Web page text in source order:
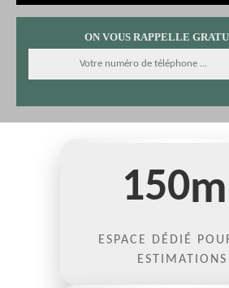
ON VOUS RAPPELLE
150
ESPACE DÉDIÉ
ESTIMATIONS